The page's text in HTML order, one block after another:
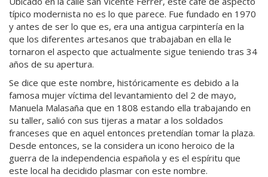
típico modernista no es lo que parece. Fue fundado en 1970
y antes de ser lo que es, era una antigua carpintería en la
que los diferentes artesanos que trabajaban en ella le
tornaron el aspecto que actualmente sigue teniendo tras 34
años de su apertura.
Se dice que este nombre, históricamente es debido a la
famosa mujer víctima del levantamiento del 2 de mayo,
Manuela Malasaña que en 1808 estando ella trabajando en
su taller, salió con sus tijeras a matar a los soldados
franceses que en aquel entonces pretendían tomar la plaza.
Desde entonces, se la considera un icono heroico de la
guerra de la independencia española y es el espíritu que
este local ha decidido plasmar con este nombre.